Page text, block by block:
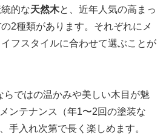
的な天然木と、近年人気の高まっ
の2種類があります。それぞれにメ
フスタイルに合わせて選ぶことが
らではの温かみや美しい木目が魅
ンテナンス（年1〜2回の塗装な
手入れ次第で長く楽しめます。